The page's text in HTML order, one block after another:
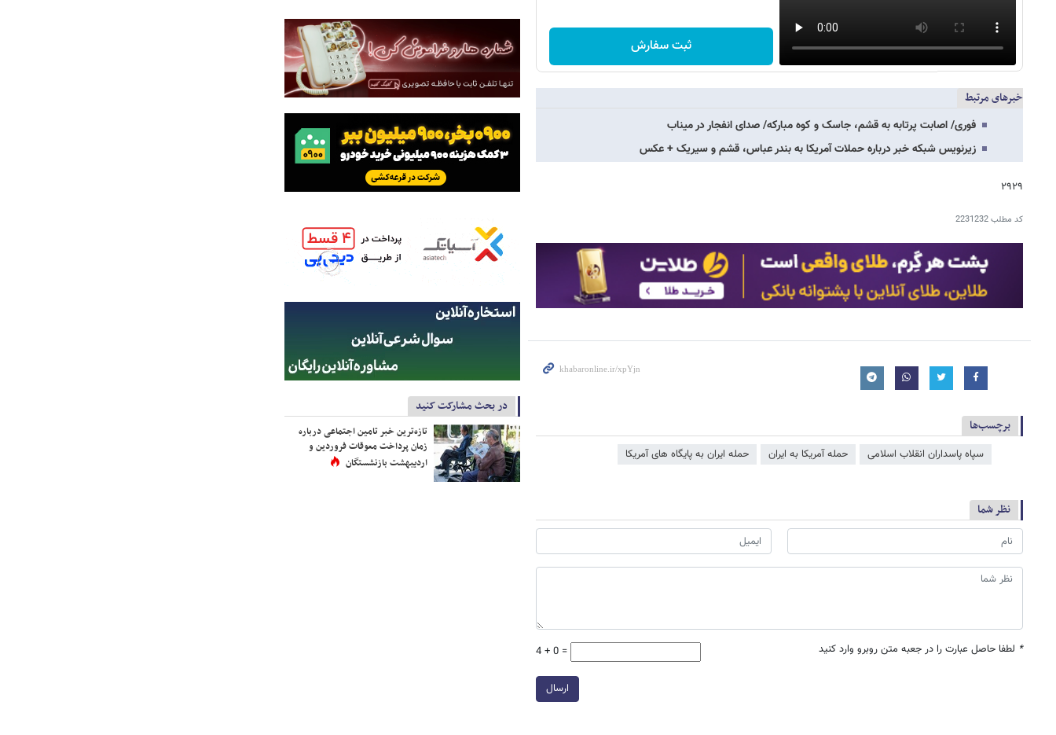
ثبت سفارش
خبرهای مرتبط
فوری/ اصابت پرتابه به قشم، جاسک و کوه مبارکه/ صدای انفجار در میناب
زیرنویس شبکه خبر درباره حملات آمریکا به بندر عباس، قشم و سیریک + عکس
۲۹۲۹
کد مطلب2231232
برچسب‌ها
سپاه پاسداران انقلاب اسلامی حمله آمریکا به ایران حمله ایران به پایگاه های آمریکا
نظر شما
* لطفا حاصل عبارت را در جعبه متن روبرو وارد کنید 4 + 0 =
ارسال
در بحث مشارکت کنید
تازه‌ترین خبر تامین اجتماعی درباره
زمان پرداخت معوقات فروردین و
اردیبهشت بازنشستگان